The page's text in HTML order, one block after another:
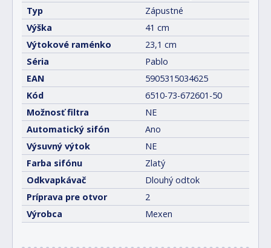
Typ
Zápustné
Výška
41 cm
Výtokové raménko
23,1 cm
Séria
Pablo
EAN
5905315034625
Kód
6510-73-672601-50
Možnosť filtra
NE
Automatický sifón
Ano
Výsuvný výtok
NE
Farba sifónu
Zlatý
Odkvapkávač
Dlouhý odtok
Príprava pre otvor
2
Výrobca
Mexen